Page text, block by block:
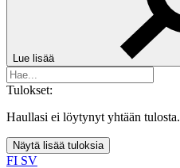
Lue lisää
Tulokset:
Haullasi ei löytynyt yhtään tulosta.
Näytä lisää tuloksia
FI SV